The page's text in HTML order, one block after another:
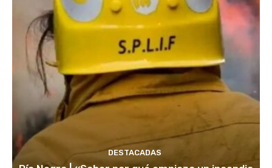
DESTACADAS